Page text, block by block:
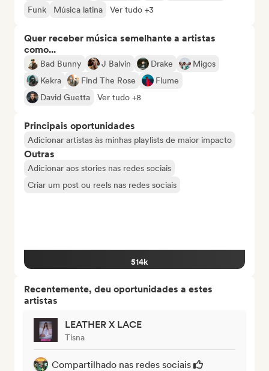
Funk
Música latina Ver tudo +3
Quer receber música semelhante a artistas
como...
Bad Bunny J Balvin Drake
Migos
Kekra
Find The Rose
Flume
David Guetta
Ver tudo +8
Principais oportunidades
Adicionar artistas às minhas playlists de maior impacto
Outras
Adicionar aos stories nas redes sociais
Criar um post ou reels nas redes sociais
514k
Recentemente, deu oportunidades a estes
artistas
LEATHER X LACE
Tisna
Compartilhado nas redes sociais